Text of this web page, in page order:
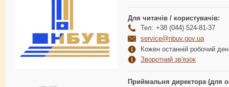
Для читачів / користувачів:
Тел: +38 (044) 524-81-37
service@nbuv.gov.ua
Кожен останній робочий
Зворотний зв'язок
Приймальня директора (для